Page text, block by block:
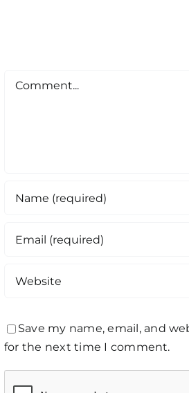
Comment
Save my name, email, and
for the next time I comment.